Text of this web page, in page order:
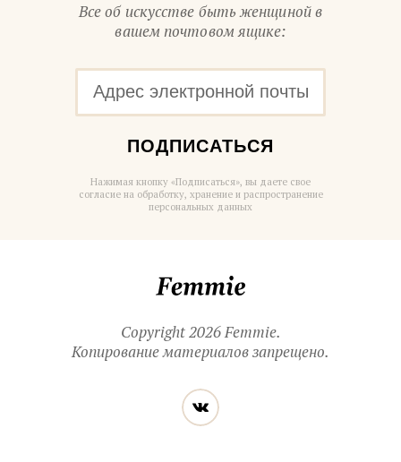
Все об искусстве быть женщиной в
вашем почтовом ящике:
ПОДПИСАТЬСЯ
Нажимая кнопку «Подписаться», вы даете свое
согласие на обработку, хранение и распространение
персональных данных
Copyright 2026 Femmie.
Копирование материалов запрещено.
Читайте
нас
в социальных